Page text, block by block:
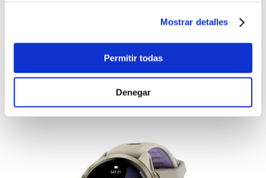
Mostrar detalles
Permitir todas
Denegar
Smartwatch Garmin Instinct 3 Amoled GPS
$750.00
+
Lo quiero